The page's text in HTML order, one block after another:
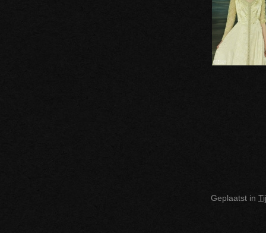
Geplaatst in